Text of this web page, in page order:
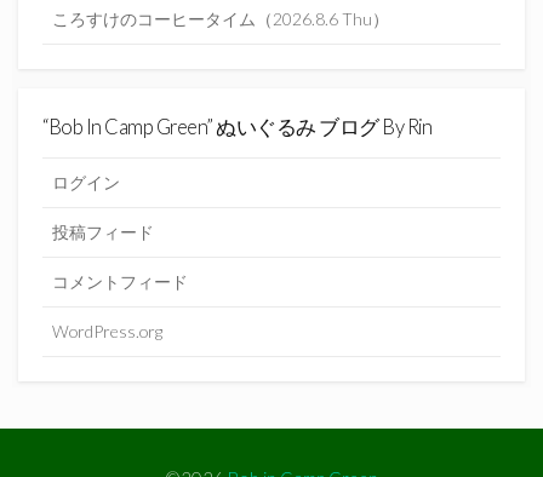
ころすけのコーヒータイム（2026.8.6 Thu）
“Bob In Camp Green” ぬいぐるみ ブログ By Rin
ログイン
投稿フィード
コメントフィード
WordPress.org